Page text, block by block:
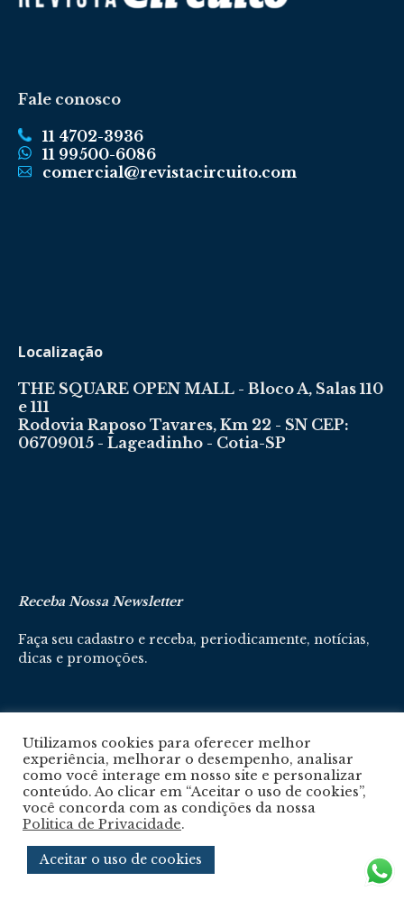
Fale conosco
11 4702-3936
11 99500-6086
comercial@revistacircuito.com
Localização
THE SQUARE OPEN MALL - Bloco A, Salas 110
e 111
Rodovia Raposo Tavares, Km 22 - SN CEP:
06709015 - Lageadinho - Cotia-SP
Receba Nossa Newsletter
Faça seu cadastro e receba, periodicamente, notícias,
dicas e promoções.
Cadastre-se aqui
Política De Privacidade
© 2024 © Revista Circuito. Todos os Direitos Reservados. Desenvolvido com
Utilizamos cookies para oferecer melhor
experiência, melhorar o desempenho, analisar
como você interage em nosso site e personalizar
conteúdo. Ao clicar em “Aceitar o uso de cookies”,
você concorda com as condições da nossa
Politica de Privacidade.
Aceitar o uso de cookies